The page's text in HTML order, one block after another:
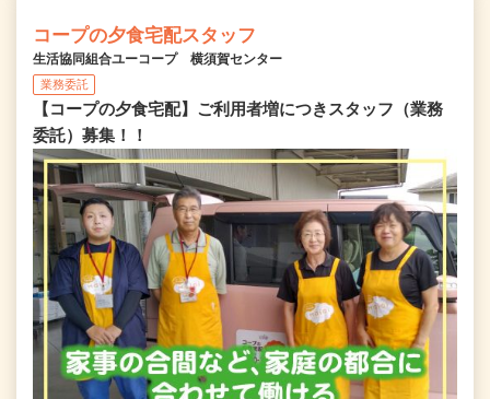
コープの夕食宅配スタッフ
生活協同組合ユーコープ 横須賀センター
業務委託
【コープの夕食宅配】ご利用者増につきスタッフ（業務
委託）募集！！